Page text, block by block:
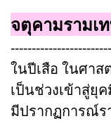
จตุคามรามเ
ในปีเสือ ในศาส
เป็นช่วงเข้าสู่ยุ
มีปรากฏการณ์